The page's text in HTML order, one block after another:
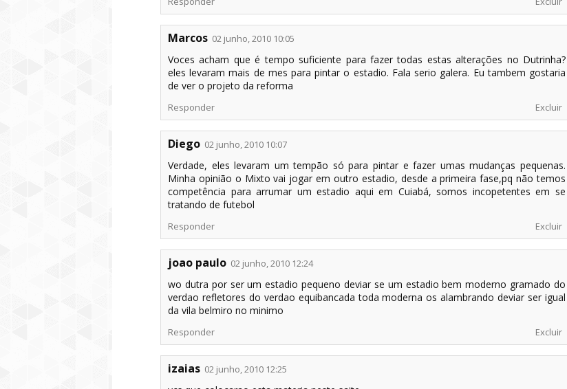
Marcos 02 junho, 2010 10:05
Voces acham que é tempo suficiente para fazer todas estas alterações no Dutrinha?
eles levaram mais de mes para pintar o estadio. Fala serio galera. Eu tambem gostaria
de ver o projeto da reforma
Responder Excluir
Diego 02 junho, 2010 10:07
Verdade, eles levaram um tempão só para pintar e fazer umas mudanças pequenas.
Minha opinião o Mixto vai jogar em outro estadio, desde a primeira fase,pq não temos
competência para arrumar um estadio aqui em Cuiabá, somos incopetentes em se
tratando de futebol
Responder Excluir
joao paulo 02 junho, 2010 12:24
wo dutra por ser um estadio pequeno deviar se um estadio bem moderno gramado do
verdao refletores do verdao equibancada toda moderna os alambrando deviar ser igual
da vila belmiro no minimo
Responder Excluir
izaias 02 junho, 2010 12:25